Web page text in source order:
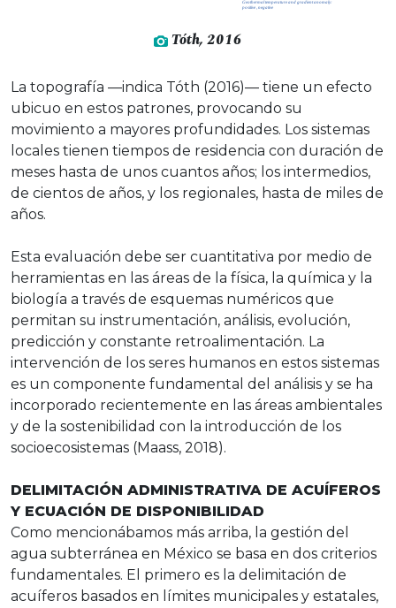
Tóth, 2016
La topografía —indica Tóth (2016)— tiene un efecto
ubicuo en estos patrones, provocando su
movimiento a mayores profundidades. Los sistemas
locales tienen tiempos de residencia con duración de
meses hasta de unos cuantos años; los intermedios,
de cientos de años, y los regionales, hasta de miles de
años.
Esta evaluación debe ser cuantitativa por medio de
herramientas en las áreas de la física, la química y la
biología a través de esquemas numéricos que
permitan su instrumentación, análisis, evolución,
predicción y constante retroalimentación. La
intervención de los seres humanos en estos sistemas
es un componente fundamental del análisis y se ha
incorporado recientemente en las áreas ambientales
y de la sostenibilidad con la introducción de los
socioecosistemas (Maass, 2018).
DELIMITACIÓN ADMINISTRATIVA DE ACUÍFEROS
Y ECUACIÓN DE DISPONIBILIDAD
Como mencionábamos más arriba, la gestión del
agua subterránea en México se basa en dos criterios
fundamentales. El primero es la delimitación de
acuíferos basados en límites municipales y estatales,